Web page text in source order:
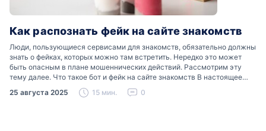
Как распознать фейк на сайте знакомств
Люди, пользующиеся сервисами для знакомств, обязательно должны
знать о фейках, которых можно там встретить. Нередко это может
быть опасным в плане мошеннических действий. Рассмотрим эту
тему далее. Что такое бот и фейк на сайте знакомств В настоящее
время можно встретить свою…
25 августа 2025 15 мин. 0